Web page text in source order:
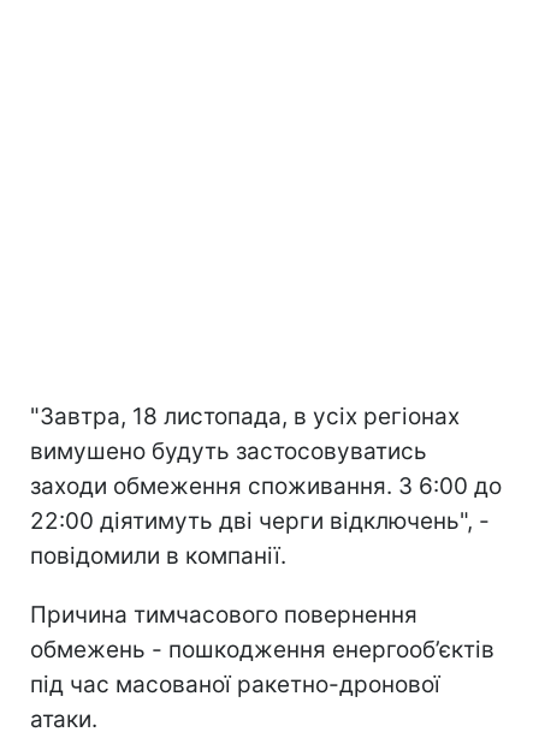
"Завтра, 18 листопада, в усіх регіонах
вимушено будуть застосовуватись
заходи обмеження споживання. З 6:00 до
22:00 діятимуть дві черги відключень", -
повідомили в компанії.
Причина тимчасового повернення
обмежень - пошкодження енергооб’єктів
під час масованої ракетно-дронової
атаки.